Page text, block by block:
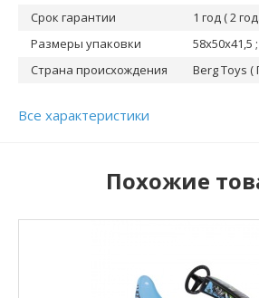
Срок гарантии
1 год ( 2
Размеры упаковки
58x50x41,5
Страна происхождения
Berg Toys (
Все характеристики
Похожие